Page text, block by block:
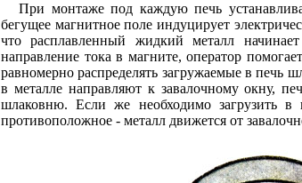
При монтаже под каждую печь
бегущее магнитное поле индуцирует
что расплавленный жидкий металл
направление тока в магните, оператор
равномерно распределять загружаемые в
в металле направляют к завалочному окну,
шлаковню. Если же необходимо загрузить
противоположное - металл движется от